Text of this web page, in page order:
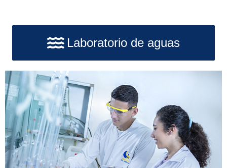
Laboratorio de aguas